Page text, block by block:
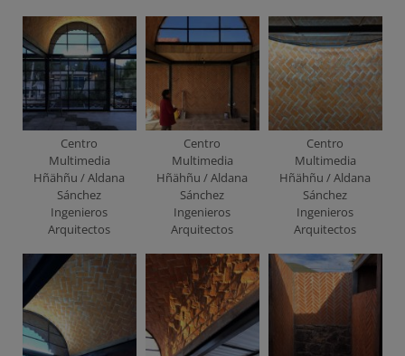
Centro
Multimedia
Hñähñu / Aldana
Sánchez
Ingenieros
Arquitectos
Centro
Multimedia
Hñähñu / Aldana
Sánchez
Ingenieros
Arquitectos
Centro
Multimedia
Hñähñu / Aldana
Sánchez
Ingenieros
Arquitectos